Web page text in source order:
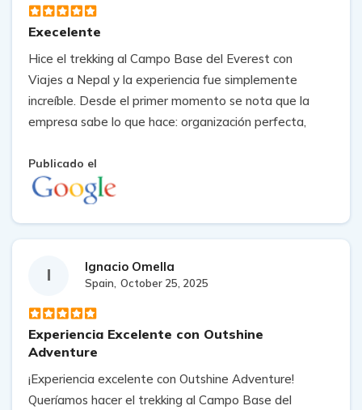
Execelente
Hice el trekking al Campo Base del Everest con
Viajes a Nepal y la experiencia fue simplemente
increíble. Desde el primer momento se nota que la
empresa sabe lo que hace: organización perfecta,
durante todo el recorrido.
Algo que me encantó es que se preocupan mucho por
quienes hablamos español, así que en ningún
estuvo muy bien explicado, el ritmo del trekking fue
ideal y siempre hubo buena onda.
Recomiendo muchísimo esta agencia, especialmente
si buscas sentirte seguro, bien guiado y disfrutar al
máximo del Everest sin complicaciones. Sin duda
repetiría con ellos.
Publicado el
I Ignacio Omella
Spain, October 25, 2025
Experiencia Excelente con Outshine
Adventure
¡Experiencia excelente con Outshine Adventure!
Queríamos hacer el trekking al Campo Base del